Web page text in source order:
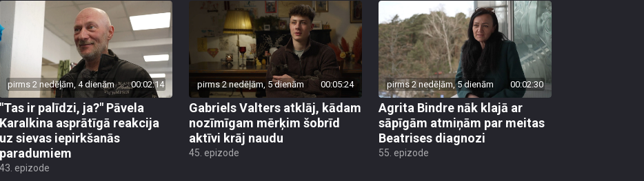
pirms 2 nedēļām, 4 dienām 00:02:14
"Tas ir palīdzi, ja?" Pāvela
Karalkina asprātīgā reakcija
uz sievas iepirkšanās
paradumiem
43. epizode
pirms 2 nedēļām, 5 dienām 00:05:24
Gabriels Valters atklāj, kādam
nozīmīgam mērķim šobrīd
aktīvi krāj naudu
45. epizode
pirms 2 nedēļām, 5 dienām 00:02:30
Agrita Bindre nāk klajā ar
sāpīgām atmiņām par meitas
Beatrises diagnozi
55. epizode